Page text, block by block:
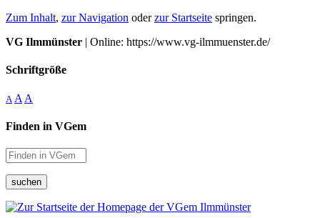
Zum Inhalt, zur Navigation oderzur Startseite springen.
VG Ilmmünster | Online: https://www.vg-ilmmuenster.de/
Schriftgröße
A A A
Finden in VGem
suchen